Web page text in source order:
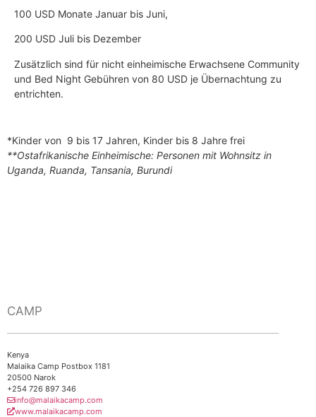
100 USD Monate Januar bis Juni,
200 USD Juli bis Dezember
Zusätzlich sind für nicht einheimische Erwachsene Community
und Bed Night Gebühren von 80 USD je Übernachtung zu
entrichten.
*Kinder von 9 bis 17 Jahren, Kinder bis 8 Jahre frei
**Ostafrikanische Einheimische: Personen mit Wohnsitz in
Uganda, Ruanda, Tansania, Burundi
CAMP
Kenya
Malaika Camp Postbox 1181
20500 Narok
+254 726 897 346
info@malaikacamp.com
www.malaikacamp.com